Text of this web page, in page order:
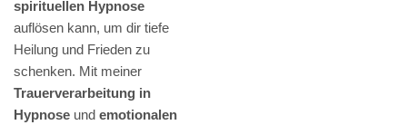
spirituellen Hypnose
auflösen kann, um dir tiefe
Heilung und Frieden zu
schenken. Mit meiner
Trauerverarbeitung in
Hypnose und emotionalen